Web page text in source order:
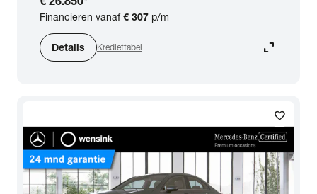
Financieren vanaf€ 307 p/m
Details Krediettabel expand_content
favorite